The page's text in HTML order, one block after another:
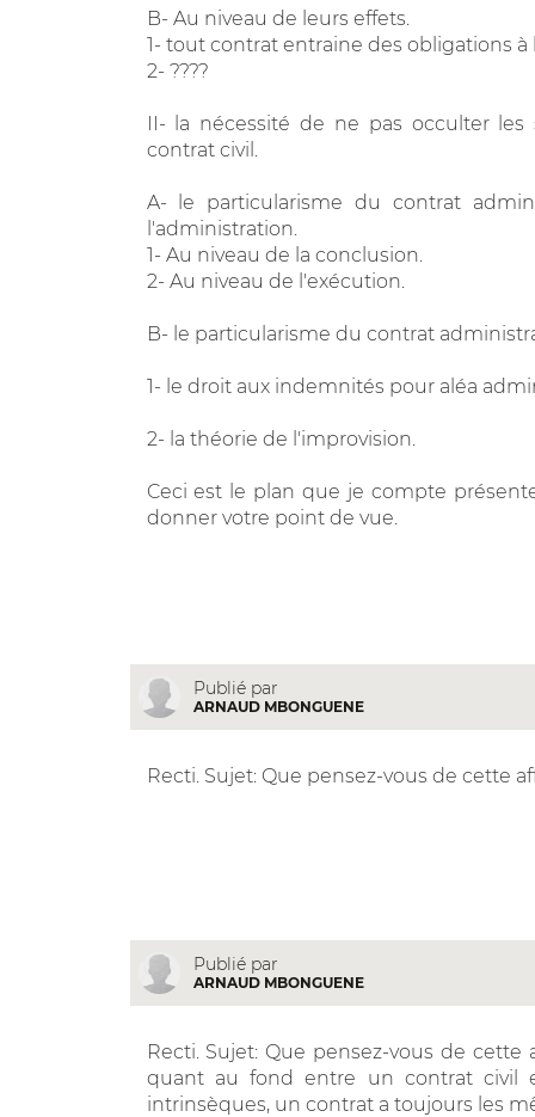
B- Au niveau de leurs effets.
1- tout contrat entraine des obligations à
2- ????
II- la nécessité de ne pas occulter
contrat civil.
A- le particularisme du contrat
l'administration.
1- Au niveau de la conclusion.
2- Au niveau de l'exécution.
B- le particularisme du contrat
1- le droit aux indemnités pour aléa
2- la théorie de l'improvision.
Ceci est le plan que je compte
donner votre point de vue.
Publié par
ARNAUD MBONGUENE
Recti. Sujet: Que pensez-vous de cette
Publié par
ARNAUD MBONGUENE
Recti. Sujet: Que pensez-vous de
quant au fond entre un contrat civil
intrinsèques, un contrat a toujours les